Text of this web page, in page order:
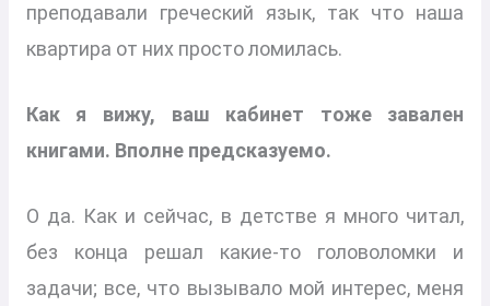
преподавали греческий язык, так что наша
квартира от них просто ломилась.
Как я вижу, ваш кабинет тоже завален
книгами. Вполне предсказуемо.
О да. Как и сейчас, в детстве я много читал,
без конца решал какие-то головоломки и
задачи; все, что вызывало мой интерес, меня